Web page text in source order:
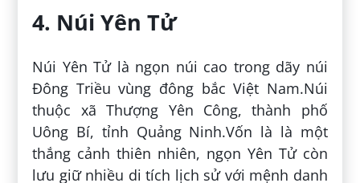
4. Núi Yên Tử
Núi Yên Tử là ngọn núi cao trong dãy núi
Đông Triều vùng đông bắc Việt Nam.Núi
thuộc xã Thượng Yên Công, thành phố
Uông Bí, tỉnh Quảng Ninh.Vốn là là một
thắng cảnh thiên nhiên, ngọn Yên Tử còn
lưu giữ nhiều di tích lịch sử với mệnh danh